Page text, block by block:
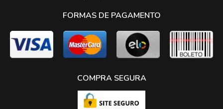
FORMAS DE PAGAMENTO
COMPRA SEGURA